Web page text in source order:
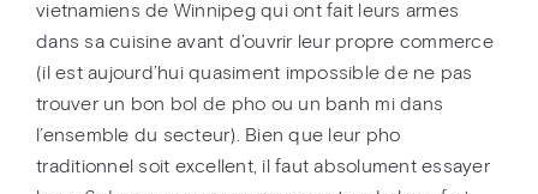
vietnamiens de Winnipeg qui ont fait leurs armes
dans sa cuisine avant d’ouvrir leur propre commerce
(il est aujourd’hui quasiment impossible de ne pas
trouver un bon bol de pho ou un banh mi dans
l’ensemble du secteur). Bien que leur pho
traditionnel soit excellent, il faut absolument essayer